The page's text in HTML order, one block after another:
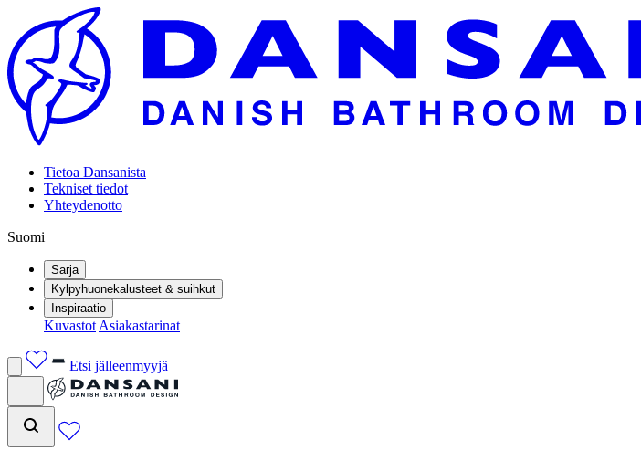
Tietoa Dansanista
Tekniset tiedot
Yhteydenotto
Suomi
Sarja
Kylpyhuonekalusteet & suihkut
Inspiraatio
Kuvastot Asiakastarinat
Etsi jälleenmyyjä